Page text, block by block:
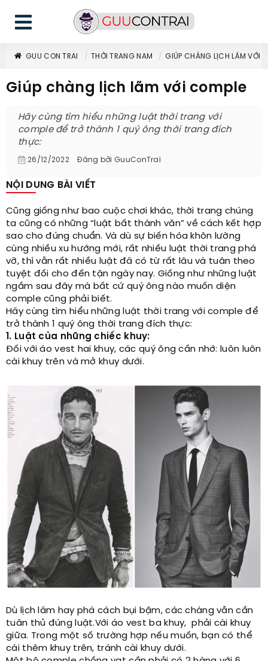
GUU CON TRAI THỜI TRANG NAM GIÚP CHÀNG LỊCH LÃM VỚI
Giúp chàng lịch lãm với comple
Hãy cùng tìm hiểu những luật thời trang với
comple để trở thành 1 quý ông thời trang đích
thực:
26/12/2022 Đăng bởi GuuConTrai
NỘI DUNG BÀI VIẾT
Cũng giống như bao cuộc chơi khác, thời trang chúng
ta cũng có những “luật bất thành văn” về cách kết hợp
sao cho đúng chuẩn. Và dù sự biến hóa khôn lường
cùng nhiều xu hướng mới, rất nhiều luật thời trang phá
vỡ, thì vẫn rất nhiều luật đã có từ rất lâu và tuân theo
tuyệt đối cho đến tận ngày nay. Giống như những luật
ngầm sau đây mà bất cứ quý ông nào muốn diện
comple cũng phải biết.
Hãy cùng tìm hiểu những luật thời trang với comple để
trở thành 1 quý ông thời trang đích thực:
1. Luật của những chiếc khuy:
Đối với áo vest hai khuy, các quý ông cần nhớ: luôn luôn
cài khuy trên và mở khuy dưới.
Dù lịch lãm hay phá cách bụi bặm, các chàng vẫn cần
tuân thủ đúng luật.Với áo vest ba khuy, phải cài khuy
giữa. Trong một số trường hợp nếu muốn, bạn có thể
cài thêm khuy trên, tránh cài khuy dưới.